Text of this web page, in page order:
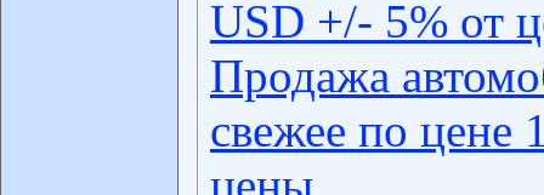
USD +/- 5% от
Продажа
свежее по цене